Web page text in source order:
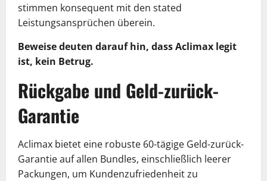
stimmen konsequent mit den stated
Leistungsansprüchen überein.
Beweise deuten darauf hin, dass Aclimax legit
ist, kein Betrug.
Rückgabe und Geld-zurück-
Garantie
Aclimax bietet eine robuste 60-tägige Geld-zurück-
Garantie auf allen Bundles, einschließlich leerer
Packungen, um Kundenzufriedenheit zu